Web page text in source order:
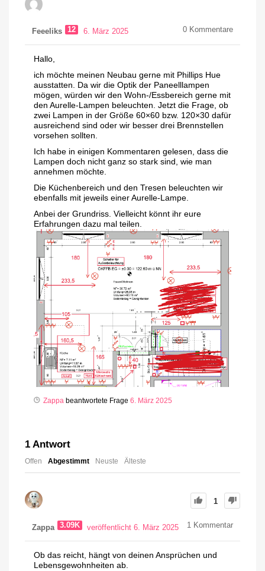
Feeeliks 12 6. März 2025 0 Kommentare
Hallo,
ich möchte meinen Neubau gerne mit Phillips Hue
ausstatten. Da wir die Optik der Paneelllampen
mögen, würden wir den Wohn-/Essbereich gerne mit
den Aurelle-Lampen beleuchten. Jetzt die Frage, ob
zwei Lampen in der Größe 60×60 bzw. 120×30 dafür
ausreichend sind oder wir besser drei Brennstellen
vorsehen sollten.
Ich habe in einigen Kommentaren gelesen, dass die
Lampen doch nicht ganz so stark sind, wie man
annehmen möchte.
Die Küchenbereich und den Tresen beleuchten wir
ebenfalls mit jeweils einer Aurelle-Lampe.
Anbei der Grundriss. Vielleicht könnt ihr eure
Erfahrungen dazu mal teilen.
Zappa beantwortete Frage 6. März 2025
1 Antwort
Offen Abgestimmt Neuste Älteste
1
Zappa 3.09K veröffentlicht 6. März 2025 1 Kommentar
Ob das reicht, hängt von deinen Ansprüchen und
Lebensgewohnheiten ab.